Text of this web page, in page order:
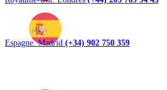
Espagne. Madrid (+34) 902 750 359